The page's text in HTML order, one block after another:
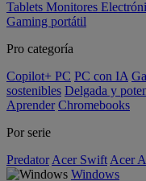
Tablets Monitores
Gaming portátil
Pro categoría
Copilot+ PC PC con IA
sostenibles Delgada y
Aprender Chromebooks
Por serie
Predator Acer Swift Acer
Windows